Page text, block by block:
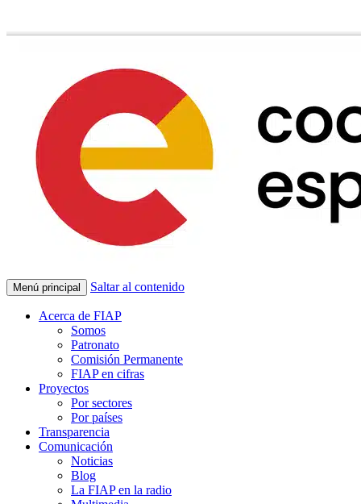
Menú principal Saltar al contenido
Acerca de FIAP
Somos
Patronato
Comisión Permanente
FIAP en cifras
Proyectos
Por sectores
Por países
Transparencia
Comunicación
Noticias
Blog
La FIAP en la radio